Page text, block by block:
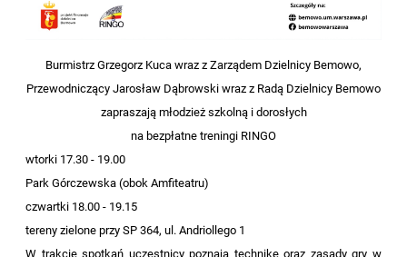
Burmistrz Grzegorz Kuca wraz z Zarządem Dzielnicy Bemowo,
Przewodniczący Jarosław Dąbrowski wraz z Radą Dzielnicy Bemowo
zapraszają młodzież szkolną i dorosłych
na bezpłatne treningi RINGO
wtorki 17.30 - 19.00
Park Górczewska (obok Amfiteatru)
czwartki 18.00 - 19.15
tereny zielone przy SP 364, ul. Andriollego 1
W trakcie spotkań uczestnicy poznają technikę oraz zasady gry w